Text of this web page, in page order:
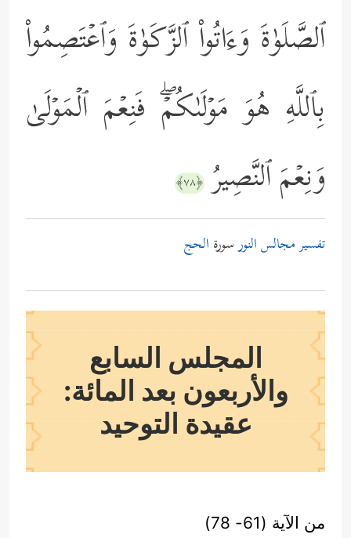
ٱلصَّلَوٰةَ وَءَاتُواْ ٱلزَّكَوٰةَ وَٱعۡتَصِمُواْ
بِٱللَّهِ هُوَ مَوۡلَىٰكُمۡۖ فَنِعۡمَ ٱلۡمَوۡلَىٰ
وَنِعۡمَ ٱلنَّصِیرُ ﴿٧٨﴾
تفسير مجالس النورسورة الحج
المجلس السابع
والأربعون بعد المائة:
عقيدة التوحيد
من الآية (61- 78)